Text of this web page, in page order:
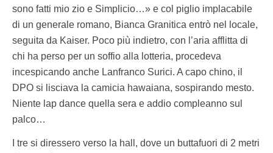
sono fatti mio zio e Simplicio…» e col piglio implacabile
di un generale romano, Bianca Granitica entrò nel locale,
seguita da Kaiser. Poco più indietro, con l’aria afflitta di
chi ha perso per un soffio alla lotteria, procedeva
incespicando anche Lanfranco Surici. A capo chino, il
DPO si lisciava la camicia hawaiana, sospirando mesto.
Niente lap dance quella sera e addio compleanno sul
palco…
I tre si diressero verso la hall, dove un buttafuori di 2 metri